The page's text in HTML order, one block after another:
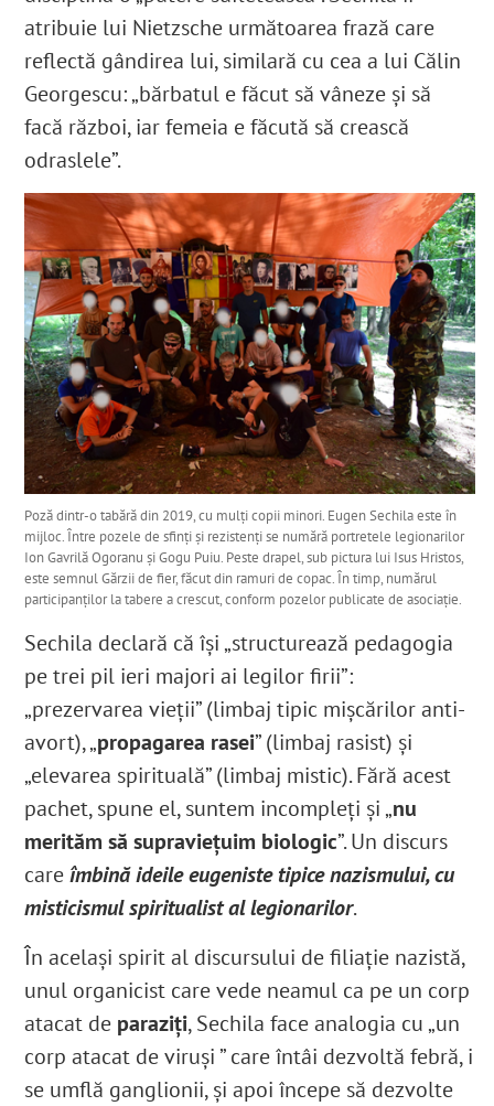
atribuie lui Nietzsche următoarea frază care
reflectă gândirea lui, similară cu cea a lui Călin
Georgescu: „bărbatul e făcut să vâneze și să
facă război, iar femeia e făcută să crească
odraslele”.
Poză dintr-o tabără din 2019, cu mulți copii minori. Eugen Sechila este în
mijloc. Între pozele de sfinți și rezistenți se numără portretele legionarilor
Ion Gavrilă Ogoranu și Gogu Puiu. Peste drapel, sub pictura lui Isus Hristos,
este semnul Gărzii de fier, făcut din ramuri de copac. În timp, numărul
participanților la tabere a crescut, conform pozelor publicate de asociație.
Sechila declară că își „structurează pedagogia
pe trei pil ieri majori ai legilor firii”:
„prezervarea vieții” (limbaj tipic mișcărilor anti-
avort), „propagarea rasei” (limbaj rasist) și
„elevarea spirituală” (limbaj mistic). Fără acest
pachet, spune el, suntem incompleți și „nu
merităm să supraviețuim biologic”. Un discurs
careîmbină ideile eugeniste tipice nazismului, cu
misticismul spiritualist al legionarilor.
În același spirit al discursului de filiație nazistă,
unul organicist care vede neamul ca pe un corp
atacat de paraziți, Sechila face analogia cu „un
corp atacat de viruși ” care întâi dezvoltă febră, i
se umflă ganglionii, și apoi începe să dezvolte